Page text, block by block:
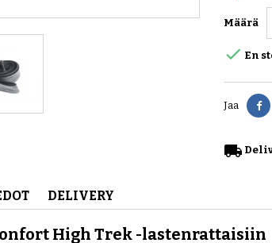
Määrä
 En
Jaa
local_shipping
DELIVERY
High Trek -lastenrattaisiin